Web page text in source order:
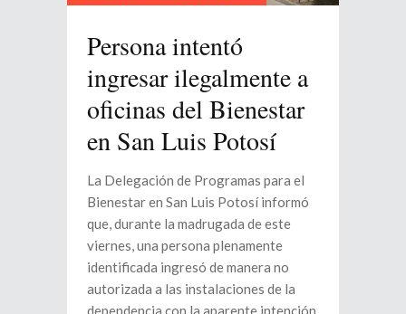
Persona intentó
ingresar ilegalmente a
oficinas del Bienestar
en San Luis Potosí
La Delegación de Programas para el
Bienestar en San Luis Potosí informó
que, durante la madrugada de este
viernes, una persona plenamente
identificada ingresó de manera no
autorizada a las instalaciones de la